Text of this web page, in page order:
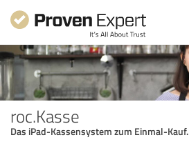
roc.Kasse
Das iPad-Kassensystem zum Einmal-Kauf.